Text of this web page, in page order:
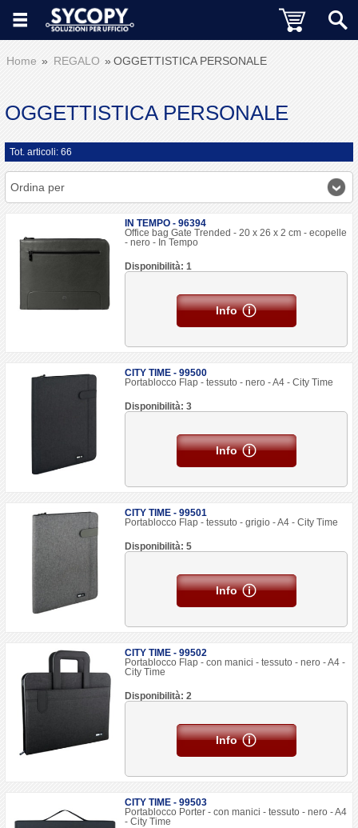
Home REGALO OGGETTISTICA PERSONALE
OGGETTISTICA PERSONALE
Tot. articoli: 66
Ordina per
IN TEMPO - 96394
Office bag Gate Trended - 20 x 26 x 2 cm - ecopelle
- nero - In Tempo
Disponibilità: 1
Info
CITY TIME - 99500
Portablocco Flap - tessuto - nero - A4 - City Time
Disponibilità: 3
Info
CITY TIME - 99501
Portablocco Flap - tessuto - grigio - A4 - City Time
Disponibilità: 5
Info
CITY TIME - 99502
Portablocco Flap - con manici - tessuto - nero - A4 -
City Time
Disponibilità: 2
Info
CITY TIME - 99503
Portablocco Porter - con manici - tessuto - nero - A4
- City Time